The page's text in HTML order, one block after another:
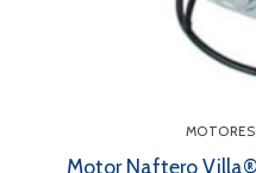
MOTORES
Motor Naftero Villa®